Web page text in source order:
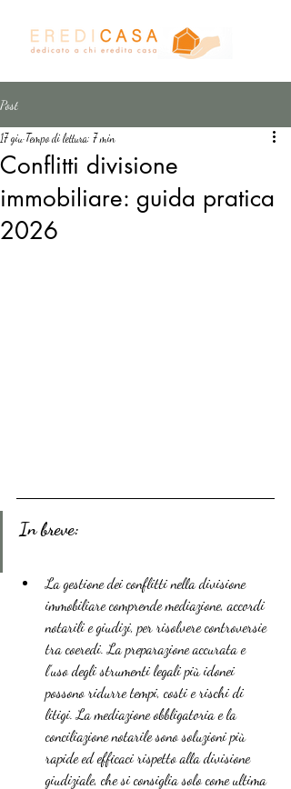
Post
Conflitti divisione
immobiliare: guida pratica
2026
17 giu Tempo di lettura: 7 min
In breve:
La gestione dei conflitti nella divisione
immobiliare comprende mediazione, accordi
notarili e giudizi, per risolvere controversie
tra coeredi. La preparazione accurata e
l’uso degli strumenti legali più idonei
possono ridurre tempi, costi e rischi di
litigi. La mediazione obbligatoria e la
conciliazione notarile sono soluzioni più
rapide ed efficaci rispetto alla divisione
giudiziale, che si consiglia solo come ultima